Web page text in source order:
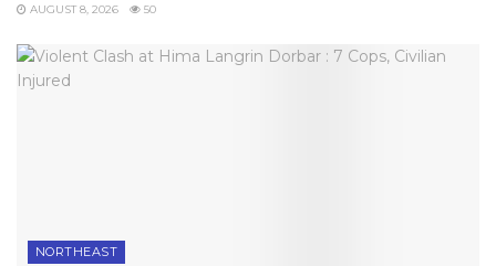
AUGUST 8, 2026 50
NORTHEAST